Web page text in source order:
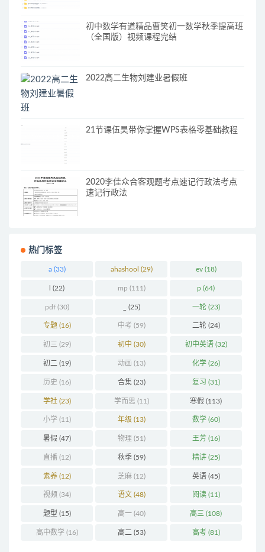
初中数学有道精品曹笑初一数学秋季提高班
（全国版）视频课程完结
2022高二生物刘建业暑假班
21节课伍昊带你掌握WPS表格零基础教程
2020李佳众合客观题考点速记行政法考点
速记行政法
热门标签
a(33) ahashool (29) ev(18)
(22) mp (111) p (64)
pdf(30) (25) 一轮(23)
专题(16) 中考 (59) 二轮(24)
初三 (29) 初中 (30) 初中英语(32)
初二 (19) 动画 (13) 化学(26)
历史 (16) 合集(23) 复习 (31)
学社(23) 学而思 (11) 寒假 (113)
小学(11) 年级 (13) 数学(60)
暑假 (47) 物理 (51) 王芳(16)
直播(12) 秋季(59) 精讲(25)
素养(12) 芝麻(12) 英语(45)
视频 (34) 语文 (48) 阅读(11)
题型 (15) 高一(40) 高三 (108)
高中数学(16) 高二 (53) 高考(81)